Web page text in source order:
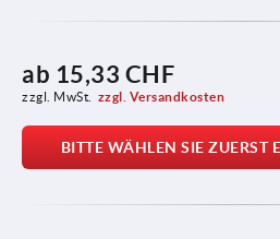
ab 15,33 CHF
zzgl. MwSt. zzgl. Versandkosten
BITTE WÄHLEN SIE ZUERST